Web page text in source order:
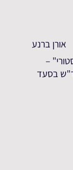
אורן ברנע
–
בסעד